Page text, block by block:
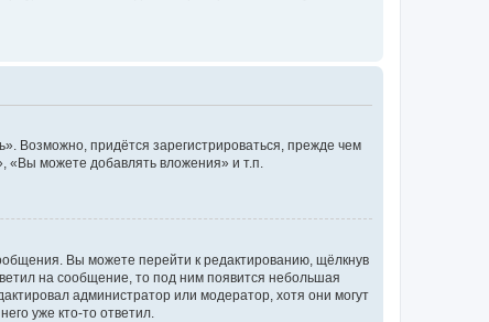
Возможно, придётся зарегистрироваться, прежде чем
можете добавлять вложения» и т.п.
Вы можете перейти к редактированию, щёлкнув
на сообщение, то под ним появится небольшая
администратор или модератор, хотя они могут
уже кто-то ответил.